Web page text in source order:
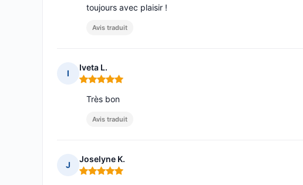
toujours avec plaisir !
Avis traduit
I
Iveta L.
Note : 5 sur 5
Très bon
Avis traduit
J
Joselyne K.
Note : 5 sur 5